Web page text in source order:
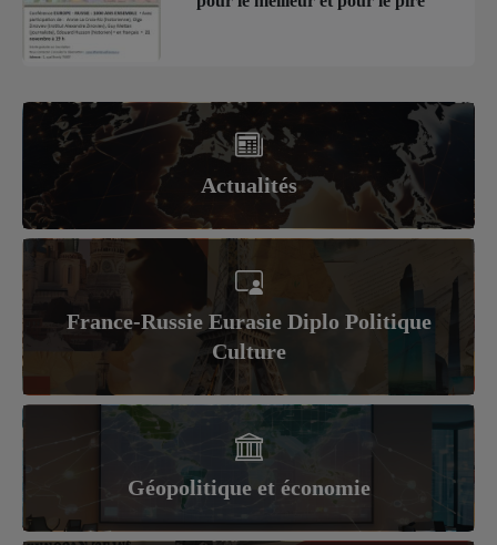
Actualités
France-Russie Eurasie Diplo Politique
Culture
Géopolitique et économie